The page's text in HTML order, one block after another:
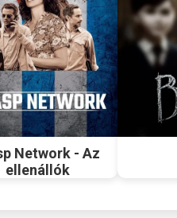
Network - Az
ellenállók